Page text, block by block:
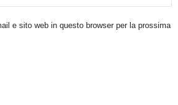
e sito web in questo browser per la prossima